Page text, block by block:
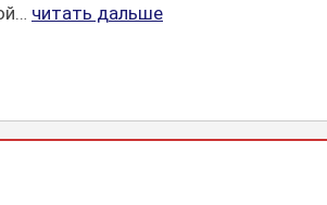
читать дальше